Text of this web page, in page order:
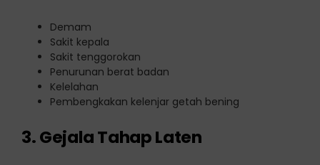
Demam
Sakit kepala
Sakit tenggorokan
Penurunan berat badan
Kelelahan
Pembengkakan kelenjar getah bening
3. Gejala Tahap Laten